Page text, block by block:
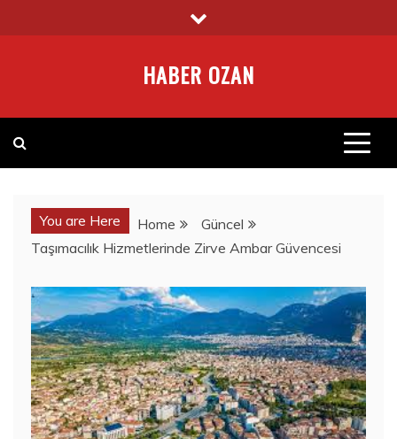
to
HABER OZAN
You are Here Home
Güncel
Taşımacılık Hizmetlerinde Zirve Ambar Güvencesi